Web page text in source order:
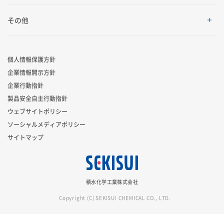
グローバルネットワーク
R&D
スポーツ活動支援
業績・財務・ESGデータ
株式・社債情報
個人投資家の皆様へ
トップメッセージ
サステナビリティ貢献製品
社外からの評価
サステナビリティレポート
サステナビリティに関するお問い合わせ
事業紹介
アドバンストライフライン
イノベーティブモビリティ
ライフサイエンス
採用情報
その他
ニュース
お問い合わせ
個人情報保護方針
企業情報開示方針
企業行動指針
製品安全自主行動指針
ウェブサイトポリシー
ソーシャルメディアポリシー
サイトマップ
積水化学工業株式会社
Copyright (C) SEKISUI CHEMICAL CO., LTD.